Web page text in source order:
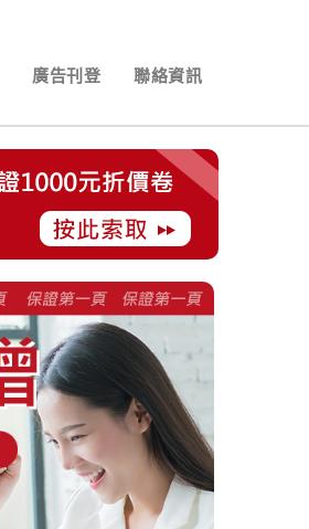
廣告刊登 聯絡資訊